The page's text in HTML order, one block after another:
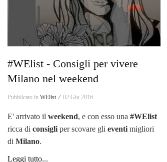
#WElist - Consigli per vivere
Milano nel weekend
Pubblicato in WElist ⁄ 02 Giu 2016
E' arrivato il weekend, e con esso una #WElist
ricca di consigli per scovare gli eventi migliori
di Milano.
Leggi tutto...